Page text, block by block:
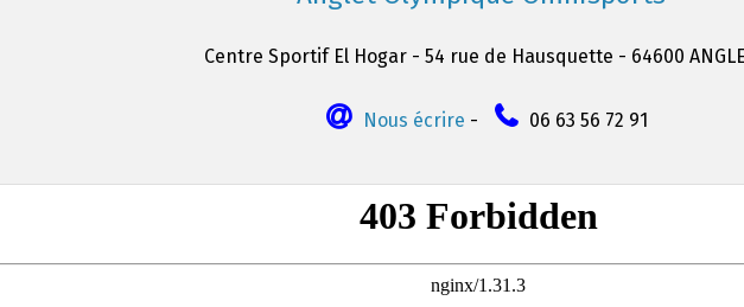
Centre Sportif El Hogar - 54 rue de Hausquette - 64600
Nous écrire - 06 63 56 72 91